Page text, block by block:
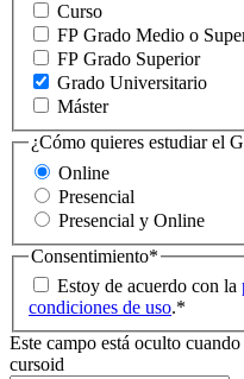
Curso
FP Grado Medio o
FP Grado Superior
Grado Universitario
Máster
¿Cómo quieres estudiar el
Online
Presencial
Presencial y Online
Consentimiento*
Estoy de acuerdo con la
condiciones de uso.*
Este campo está oculto
cursoid